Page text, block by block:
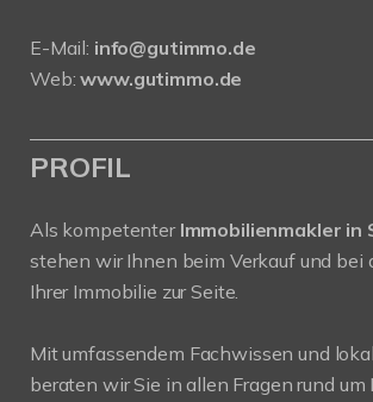
E-Mail: info@gutimmo.de
Web:www.gutimmo.de
PROFIL
Als kompetenter Immobilienmakler
stehen wir Ihnen beim Verkauf und bei
Ihrer Immobilie zur Seite.
Mit umfassendem Fachwissen und
beraten wir Sie in allen Fragen rund um